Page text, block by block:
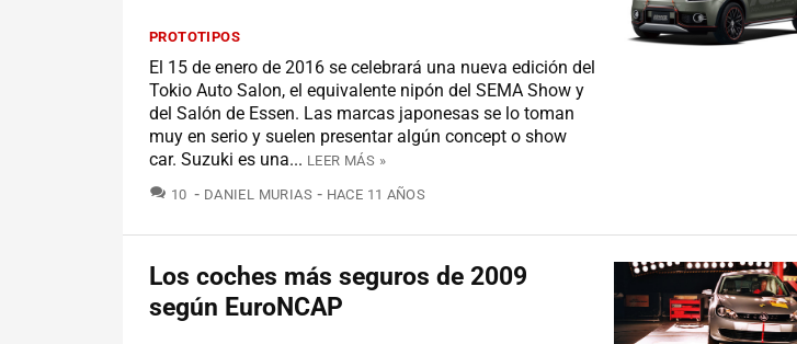
PROTOTIPOS
El 15 de enero de 2016 se celebrará una nueva edición del
Tokio Auto Salon, el equivalente nipón del SEMA Show y
del Salón de Essen. Las marcas japonesas se lo toman
muy en serio y suelen presentar algún concept o show
car. Suzuki es una... LEER MÁS »
10 COMENTARIOS
DANIEL MURIAS HACE 11 AÑOS
Los coches más seguros de 2009
según EuroNCAP